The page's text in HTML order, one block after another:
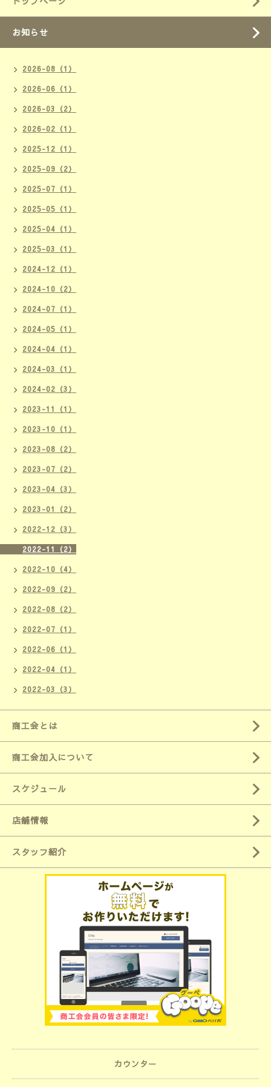
お知らせ
2026-08（1）
2026-06（1）
2026-03（2）
2026-02（1）
2025-12（1）
2025-09（2）
2025-07（1）
2025-05（1）
2025-04（1）
2025-03（1）
2024-12（1）
2024-10（2）
2024-07（1）
2024-05（1）
2024-04（1）
2024-03（1）
2024-02（3）
2023-11（1）
2023-10（1）
2023-08（2）
2023-07（2）
2023-04（3）
2023-01（2）
2022-12（3）
2022-11（2）
2022-10（4）
2022-09（2）
2022-08（2）
2022-07（1）
2022-06（1）
2022-04（1）
2022-03（3）
商工会とは
商工会加入について
スケジュール
店舗情報
スタッフ紹介
カウンター